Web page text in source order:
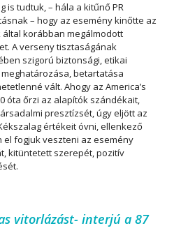
is tudtuk, – hála a kitűnő PR
– hogy az esemény kinőtte az
által korábban megálmodott
A verseny tisztaságának
szigorú biztonsági, etikai
betartatása
vált. Ahogy az America’s
óta őrzi az alapítók szándékait,
presztízsét, úgy eljött az
értékeit óvni, ellenkező
el fogjuk veszteni az esemény
kitüntetett szerepét, pozitív
vitorlázást- interjú a 87